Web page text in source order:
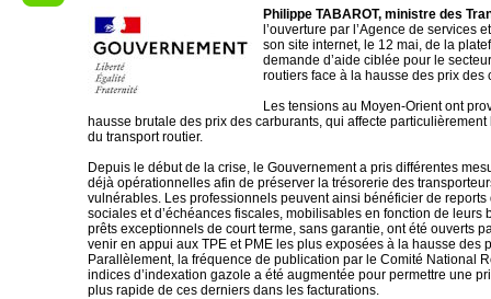
Philippe TABAROT, ministre des
l’ouverture par l’Agence de services
son site internet, le 12 mai, de la
demande d’aide ciblée pour le
routiers face à la hausse des prix des
Les tensions au Moyen-Orient ont
hausse brutale des prix des carburants, qui affecte
du transport routier.
Depuis le début de la crise, le Gouvernement a pris différentes
déjà opérationnelles afin de préserver la trésorerie des
vulnérables. Les professionnels peuvent ainsi bénéficier de reports
sociales et d’échéances fiscales, mobilisables en fonction de leurs
prêts exceptionnels de court terme, sans garantie, ont été ouverts
venir en appui aux TPE et PME les plus exposées à la hausse des
Parallèlement, la fréquence de publication par le Comité National
indices d’indexation gazole a été augmentée pour permettre une
plus rapide de ces derniers dans les facturations.